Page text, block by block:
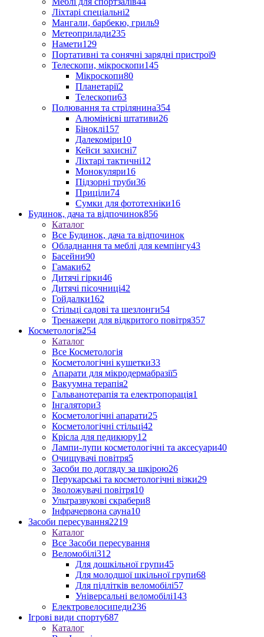
Ліхтарі спеціальні2
Мангали, барбекю, гриль9
Метеоприлади235
Намети129
Портативні та сонячні зарядні пристрої9
Телескопи, мікроскопи145
Мікроскопи80
Планетарії2
Телескопи63
Полювання та стрілянина354
Алюмінієві штативи26
Біноклі157
Далекоміри10
Кейси захисні7
Ліхтарі тактичні12
Монокуляри16
Підзорні труби36
Приціли74
Сумки для фототехніки16
Будинок, дача та відпочинок856
Каталог
Все Будинок, дача та відпочинок
Обладнання та меблі для кемпінгу43
Басейни90
Гамаки62
Дитячі гірки46
Дитячі пісочниці42
Гойдалки162
Стільці садові та шезлонги54
Тренажери для відкритого повітря357
Косметологія254
Каталог
Все Косметологія
Косметологічні кушетки33
Апарати для мікродермабразії5
Вакуумна терапія2
Гальванотерапія та електропорація1
Інгалятори3
Косметологічні апарати25
Косметологічні стільці42
Крісла для педикюру12
Лампи-лупи косметологічні та аксесуари40
Очищувачі повітря5
Засоби по догляду за шкірою26
Перукарські та косметологічні візки29
Зволожувачі повітря10
Ультразвукові скрабери8
Інфрачервона сауна10
Засоби пересування2219
Каталог
Все Засоби пересування
Веломобілі312
Для дошкільної групи45
Для молодшої шкільної групи68
Для підлітків веломобілі57
Універсальні веломобілі143
Електровелосипеди236
Ігрові види спорту687
Каталог